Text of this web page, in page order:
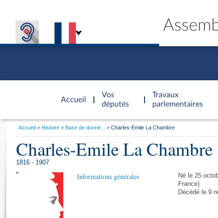
Accueil
d'accueil
Vos
députés
Travaux
parlementaires
Général
Vous
:
Accueil Histoire Base de donné... Charles-Emile La Chambre
Charles-Emile La Chambre
1816 - 1907
Informations générales
Né le 25
France)
Décédé le 9